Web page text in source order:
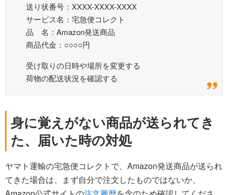
送り状番号：XXXX-XXXX-XXXX
サービス名：宅急便コレクト
品 名：Amazon発送商品
商品代金：○○○○円
受け取りの日時や場所を変更する
荷物の配送状況を確認する
身に覚えがない商品が送られてき
た、届いた時の対処
ヤマト運輸の宅急便コレクトで、Amazon発送商品が送られ
てきた場合は、まず自分で注文したものではないか、